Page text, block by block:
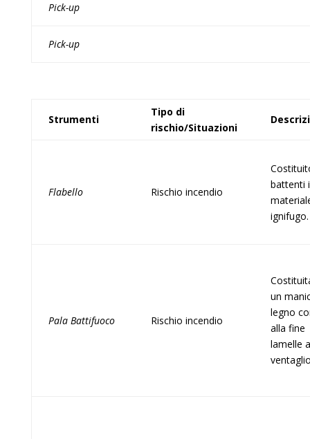
Pick-up
Pick-up
Strumenti
Tipo di
rischio/Situazioni
Flabello Rischio incendio
battenti
ignifugo.
Pala Battifuoco Rischio incendio
un
legno
alla fine
lamelle a